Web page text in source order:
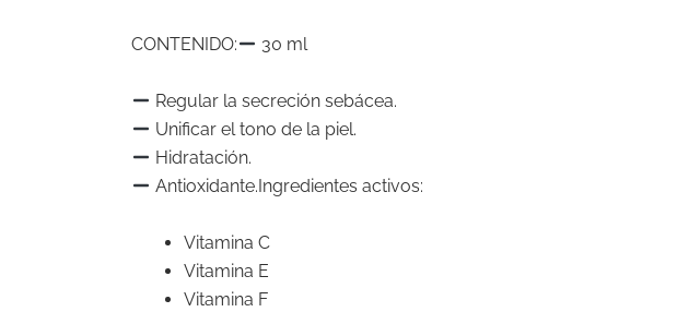
CONTENIDO: 30 ml
Regular la secreción sebácea.
Unificar el tono de la piel.
Hidratación.
Antioxidante.Ingredientes activos:
Vitamina C
Vitamina E
Vitamina F